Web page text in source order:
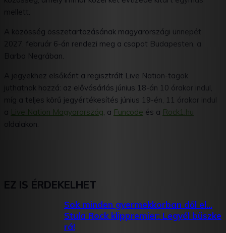
mellett.
A közösség összetartozásának magyarországi ünnepét
2027. február 6-án rendezi meg a csapat Budapesten, a
Barba Negrában.
A jegyekhez elsőként a regisztrált Live Nation-tagok
juthatnak hozzá: az elővásárlás június 18-án 10 órakor indul,
míg a teljes körű jegyértékesítés június 19-én, 11 órakor indul
Live Nation Magyarország, a Funcode és a Rock1.hu
oldalakon.
EZ IS ÉRDEKELHET
Sok minden gyermekkorban dől el…
Stula Rock klippremier: Legyél büszke
rá!